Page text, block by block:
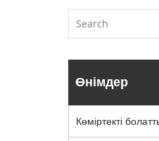
Өнімдер
Көміртекті